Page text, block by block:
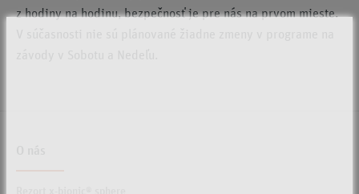
z hodiny na hodinu, bezpečnosť je pre nás na prvom mieste.